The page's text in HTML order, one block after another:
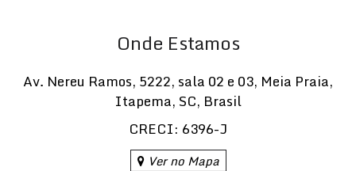
Gran Vittoria Residenziale?
com hidromassagem, academia, espaço gourmet, salão
de festas, salão de jogos, espaço kids, playground,
rooftop e terraço coletivo, com portaria 24h e segurança.
Onde Estamos
Av. Nereu Ramos, 5222, sala 02 e 03, Meia Praia,
Itapema, SC, Brasil
CRECI: 6396-J
Ver no Mapa